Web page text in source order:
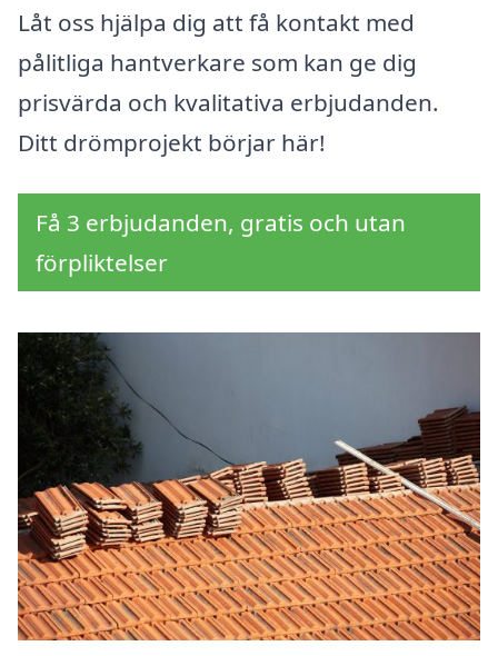
Låt oss hjälpa dig att få kontakt med
pålitliga hantverkare som kan ge dig
prisvärda och kvalitativa erbjudanden.
Ditt drömprojekt börjar här!
Få 3 erbjudanden, gratis och utan
förpliktelser